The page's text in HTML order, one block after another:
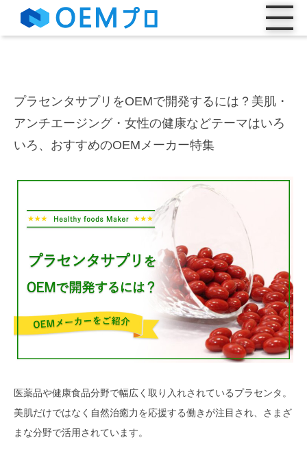
プラセンタサプリをOEMで開発するには？美肌・
アンチエージング・女性の健康などテーマはいろ
いろ、おすすめのOEMメーカー特集
医薬品や健康食品分野で幅広く取り入れされているプラセンタ。
美肌だけではなく自然治癒力を応援する働きが注目され、さまざ
まな分野で活用されています。